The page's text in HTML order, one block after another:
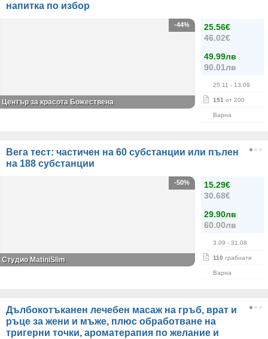
напитка по избор
25.56€
46.02€
49.99лв
90.01лв
25.11 - 13.09
151 от 200
Варна
-44%
Център за красота Божествена
Вега тест: частичен на 60 субстанции или пълен
на 188 субстанции
15.29€
30.68€
29.90лв
60.00лв
3.09 - 31.08
110 грабнати
Варна
-50%
Студио MatiniSlim
Дълбокотъканен лечебен масаж на гръб, врат и
ръце за жени и мъже, плюс обработване на
тригерни точки, ароматерапия по желание и